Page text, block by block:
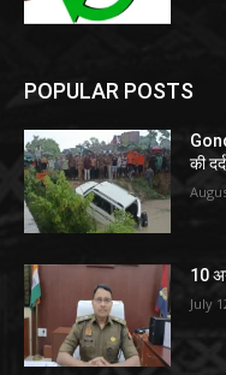
POPULAR POSTS
की
10
July